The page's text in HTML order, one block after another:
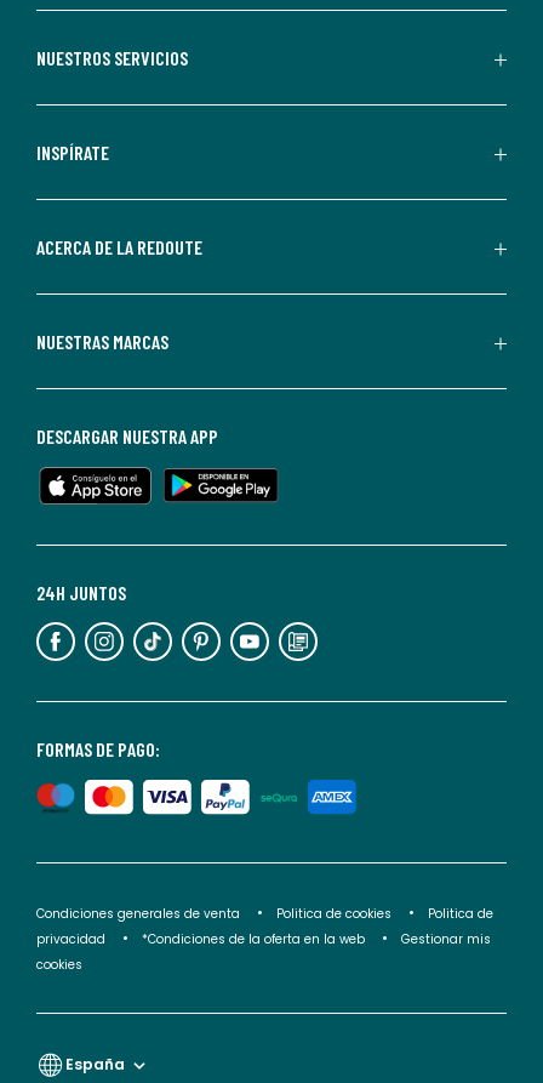
aceptas
comerciales
personalizadas
parte
Redoute.
de
en
cualquier
Para
información,
puedes
nuestra
de
privacidad</2>.
NUESTROS SERVICIOS
INSPÍRATE
ACERCA DE LA REDOUTE
NUESTRAS MARCAS
FORMAS DE PAGO:
24H JUNTOS
DESCARGAR NUESTRA APP
Condiciones generales de venta Politica de cookies
Politica de
privacidad
*Condiciones de la oferta en la web
Gestionar mis
cookies
España